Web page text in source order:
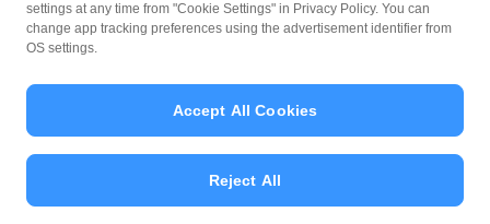
© PayPay Corporation
settings at any time from "Cookie Settings" in Privacy Policy. You can
change app tracking preferences using the advertisement identifier from
OS settings.
Reject All
Accept All Cookies